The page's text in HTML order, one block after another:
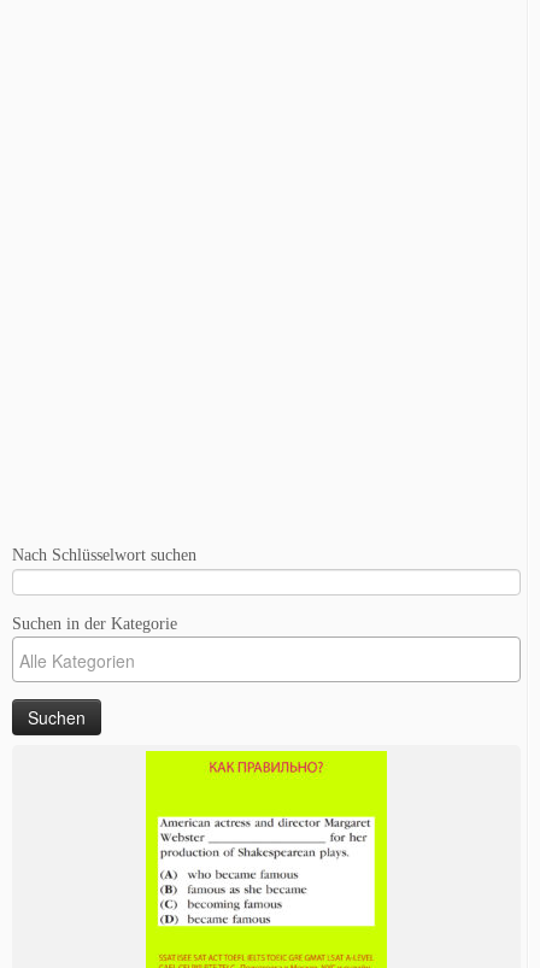
Nach Schlüsselwort suchen
Suchen in der Kategorie